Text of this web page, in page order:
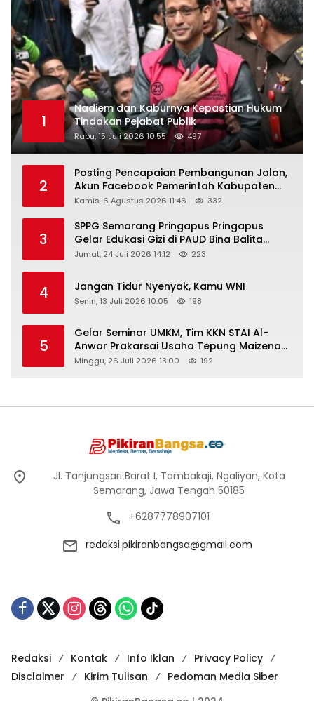
1
Nadiem dan Kaburnya Kepastian Hukum
Tindakan Pejabat Publik
Rabu, 15 Juli 2026 10:55 497
2
Posting Pencapaian Pembangunan Jalan,
Akun Facebook Pemerintah Kabupaten
Rembang “Dirujak” Warganet
Kamis, 6 Agustus 2026 11:46 332
3
SPPG Semarang Pringapus Pringapus
Gelar Edukasi Gizi di PAUD Bina Balita
Peringati Hari Anak Nasional 2026
Jumat, 24 Juli 2026 14:12 223
4 Jangan Tidur Nyenyak, Kamu WNI
Senin, 13 Juli 2026 10:05 198
5
Gelar Seminar UMKM, Tim KKN STAI Al-
Anwar Prakarsai Usaha Tepung Maizena
di Logung
Minggu, 26 Juli 2026 13:00 192
Jl. Tanjungsari Barat I, Tambakaji, Ngaliyan, Kota
Semarang, Jawa Tengah 50185
+6287778907101
redaksi.pikiranbangsa@gmail.com
Redaksi Kontak Info Iklan
Privacy Policy
Disclaimer
Kirim Tulisan
Pedoman Media Siber